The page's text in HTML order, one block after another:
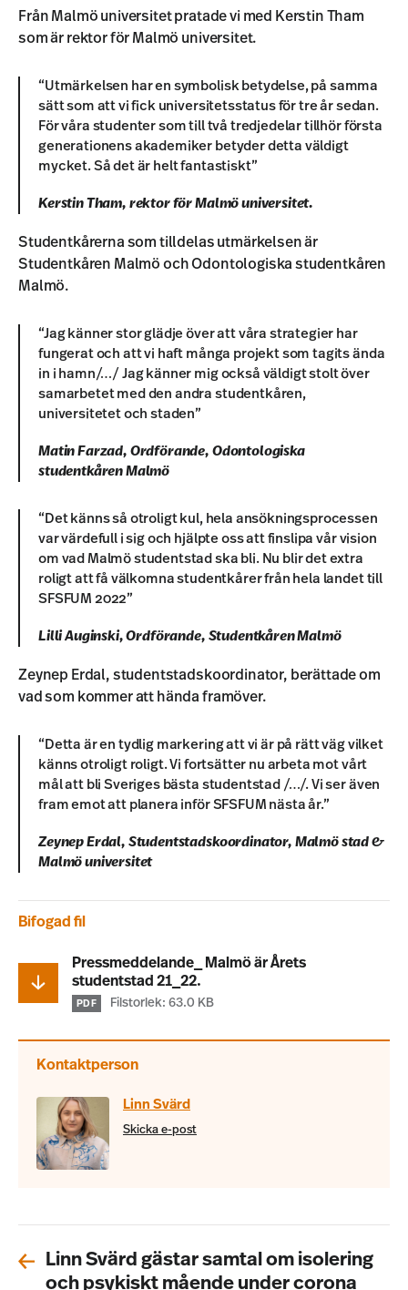
Från Malmö universitet pratade vi med Kerstin Tham
som är rektor för Malmö universitet.
“Utmärkelsen har en symbolisk betydelse, på samma
sätt som att vi fick universitetsstatus för tre år sedan.
För våra studenter som till två tredjedelar tillhör första
generationens akademiker betyder detta väldigt
mycket. Så det är helt fantastiskt”
Kerstin Tham, rektor för Malmö universitet.
Studentkårerna som tilldelas utmärkelsen är
Studentkåren Malmö och Odontologiska studentkåren
Malmö.
“Jag känner stor glädje över att våra strategier har
fungerat och att vi haft många projekt som tagits ända
in i hamn/…/ Jag känner mig också väldigt stolt över
samarbetet med den andra studentkåren,
universitetet och staden”
Matin Farzad, Ordförande, Odontologiska
studentkåren Malmö
“Det känns så otroligt kul, hela ansökningsprocessen
var värdefull i sig och hjälpte oss att finslipa vår vision
om vad Malmö studentstad ska bli. Nu blir det extra
roligt att få välkomna studentkårer från hela landet till
SFSFUM 2022”
Lilli Auginski, Ordförande, Studentkåren Malmö
Zeynep Erdal, studentstadskoordinator, berättade om
vad som kommer att hända framöver.
“Detta är en tydlig markering att vi är på rätt väg vilket
känns otroligt roligt. Vi fortsätter nu arbeta mot vårt
mål att bli Sveriges bästa studentstad /…/. Vi ser även
fram emot att planera inför SFSFUM nästa år.”
Zeynep Erdal, Studentstadskoordinator, Malmö stad &
Malmö universitet
Bifogad fil
Pressmeddelande_ Malmö är Årets
studentstad 21_22.
PDF Filstorlek: 63.0 KB
Kontaktperson
Linn Svärd
Skicka e-post
Linn Svärd gästar samtal om isolering
och psykiskt mående under corona